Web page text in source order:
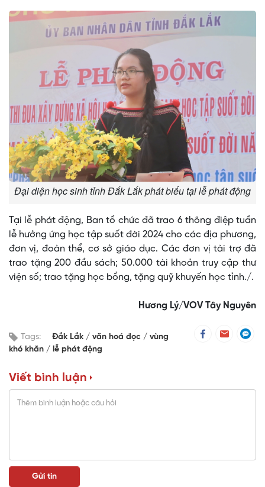
Đại diện học sinh tỉnh Đắk Lắk phát biểu tại lễ phát động
Tại lễ phát động, Ban tổ chức đã trao 6 thông điệp tuần
lễ hưởng ứng học tập suốt đời 2024 cho các địa phương,
đơn vị, đoàn thể, cơ sở giáo dục. Các đơn vị tài trợ đã
trao tặng 200 đầu sách; 50.000 tài khoản truy cập thư
viện số; trao tặng học bổng, tặng quỹ khuyến học tỉnh./.
Hương Lý/VOV Tây Nguyên
Tags: Đắk Lắk văn hoá đọc
vùng
khó khăn
lễ phát động
Viết bình luận